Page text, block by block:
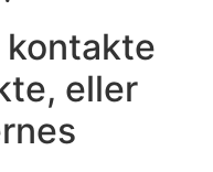
kontakte
eller